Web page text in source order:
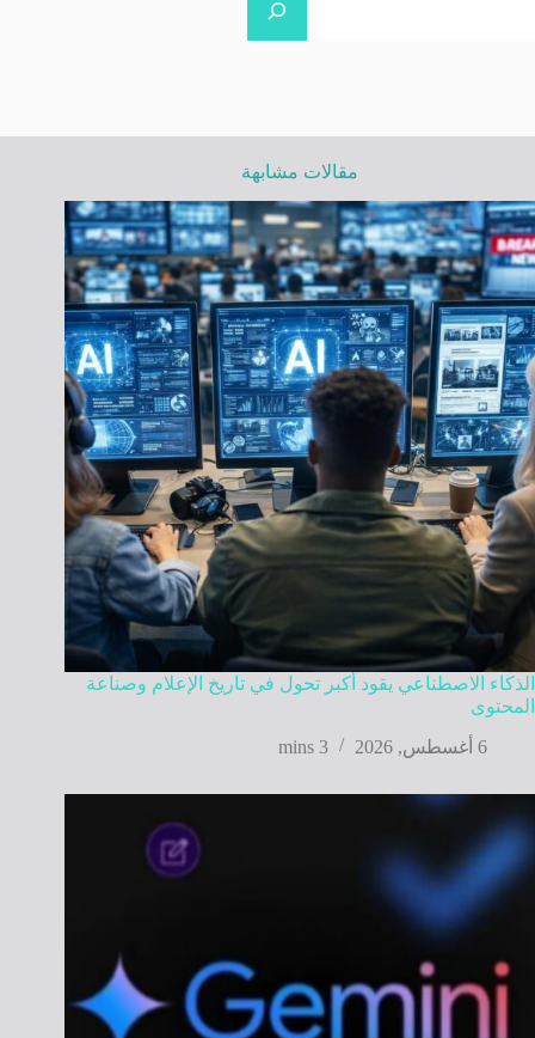
مقالات مشابهة
الذكاء الاصطناعي يقود أكبر تحول في تاريخ الإعلام وصناعة
المحتوى
6 أغسطس, 2026
3 mins